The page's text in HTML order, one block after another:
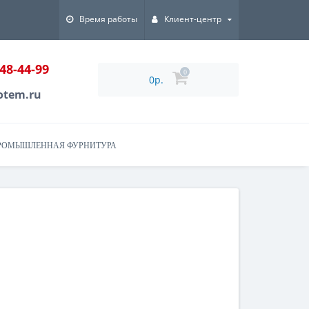
Время работы Клиент-центр
44-99
0р.
0
ФУРНИТУРА